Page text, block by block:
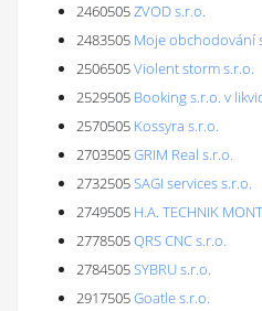
2460505ZVOD s.r.o.
2483505 Moje obchodování
2506505Violent storm s.r.o.
2529505 Booking s.r.o. v
2570505 Kossyra s.r.o.
2703505GRIM Real s.r.o.
2732505SAGI services s.r.o.
2749505 H.A. TECHNIK
2778505QRS CNC s.r.o.
2784505SYBRU s.r.o.
2917505Goatle s.r.o.